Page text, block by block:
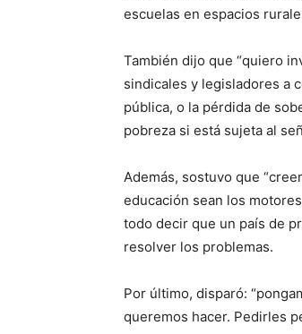
escuelas en espacios
También dijo que “quiero
sindicales y legisladores a
pública, o la pérdida de
pobreza si está sujeta al
Además, sostuvo que
educación sean los
todo decir que un país de
resolver los problemas.
Por último, disparó:
queremos hacer. Pedirles